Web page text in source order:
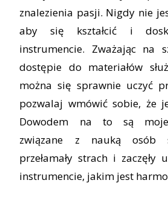
znalezienia pasji. Nigdy nie
aby się kształcić i
instrumencie. Zważając na
dostępie do materiałów
można się sprawnie uczyć
pozwalaj wmówić sobie, że
Dowodem na to są moje
związane z nauką osób
przełamały strach i zaczęły
instrumencie, jakim jest